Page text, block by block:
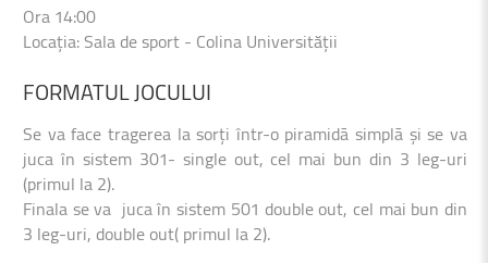
Ora 14:00
Locația: Sala de sport - Colina Universității
FORMATULJOCULUI
Se va face tragerea la sorți într-o piramidã simplã și se va
juca în sistem 301- single out, cel mai bun din 3 leg-uri
(primul la 2).
Finala se va juca în sistem 501 double out, cel mai bun din
3 leg-uri, double out( primul la 2).